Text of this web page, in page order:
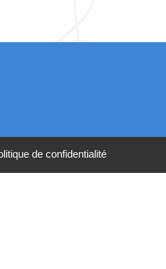
de confidentialité